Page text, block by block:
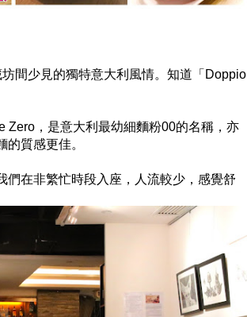
間少見的獨特意大利風情。知道「Doppio
Zero，是意大利最幼細麵粉00的名稱，亦
質感更佳。
在非繁忙時段入座，人流較少，感覺舒